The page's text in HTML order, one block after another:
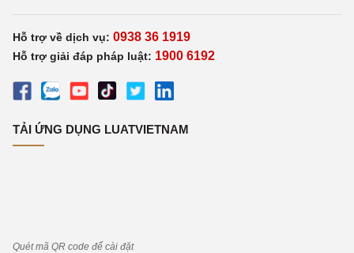
Hỗ trợ về dịch vụ: 0938 36 1919
Hỗ trợ giải đáp pháp luật: 1900 6192
TẢI ỨNG DỤNG LUATVIETNAM
Quét mã QR code để cài đặt